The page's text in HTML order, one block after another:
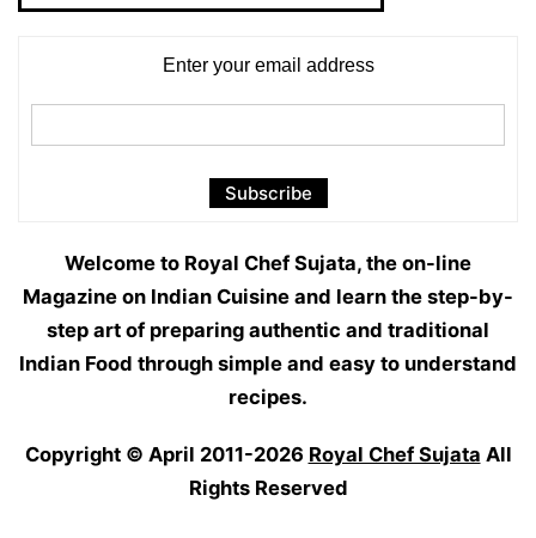
Enter your email address
Welcome to Royal Chef Sujata, the on-line
Magazine on Indian Cuisine and learn the step-by-
step art of preparing authentic and traditional
Indian Food through simple and easy to understand
recipes.
Copyright © April 2011-2026 Royal Chef Sujata All
Rights Reserved